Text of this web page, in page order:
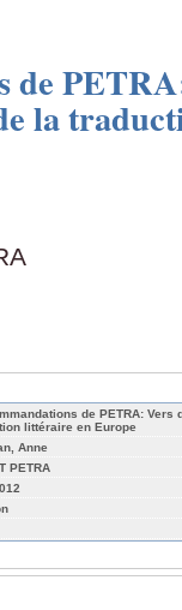
de
la
de PETRA:
littéraire en Europe
Anne
PETRA